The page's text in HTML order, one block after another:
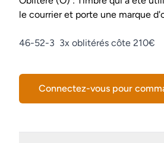
le courrier et porte une marque
Description
46-52-3 3x oblitérés côte 210€
Connectez-vous pour